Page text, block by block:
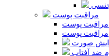
مراقبت پوست
مراقبت پوست
مراقبت پوست
صورت
ضد آفتاب